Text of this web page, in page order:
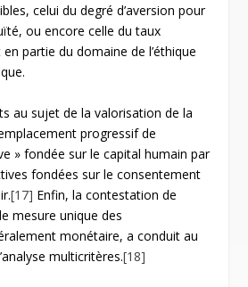
celui du degré d’aversion pour
ou encore celle du taux
partie du domaine de l’éthique
au sujet de la valorisation de la
progressif de
» fondée sur le capital humain par
fondées sur le consentement
[17] Enfin, la contestation de
mesure unique des
monétaire, a conduit au
multicritères.[18]